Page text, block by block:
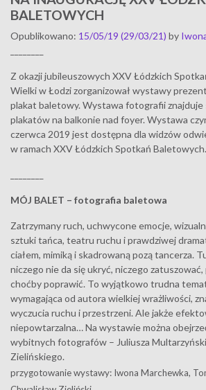
BALETOWYCH
Opublikowano: 15/05/19 (29/03/21) by
Z okazji jubileuszowych XXV Łódzkich
Wielki w Łodzi zorganizował wystawy
plakat baletowy. Wystawa fotografii znajduje
plakatów na balkonie nad foyer. Wystawa
czerwca 2019 jest dostępna dla widzów
w ramach XXV Łódzkich Spotkań Baletowych.
MÓJ BALET – fotografia baletowa
Zatrzymany ruch, uchwycone emocje,
sztuki tańca, teatru ruchu i prawdziwej
ciałem, mimiką i skadrowaną pozą tancerza.
niczego nie da się ukryć, niczego
choćby poprawić. To wyjątkowo trudna
wymagająca od autora wielkiej wrażliwości,
wyczucia ruchu i przestrzeni. Ale jakże
niepowtarzalna… Na wystawie można
wybitnych fotografów – Juliusza
Zielińskiego.
przygotowanie wystawy: Iwona Marchewka,